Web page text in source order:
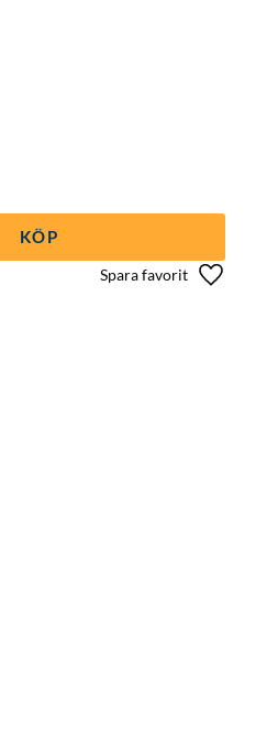
KÖP
Lägg till